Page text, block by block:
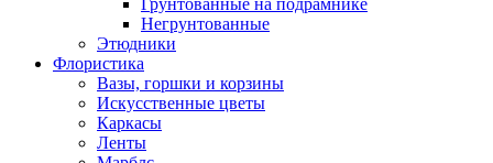
Грунтованные на подрамнике
Негрунтованные
Этюдники
Флористика
Вазы, горшки и корзины
Искусственные цветы
Каркасы
Ленты